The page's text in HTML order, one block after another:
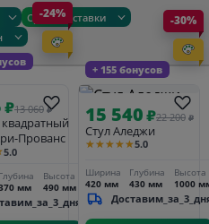
Сроки доставки
-24%
₽13 060 ₽
Прованс
5.0
Глубина
мм
Высота
490 мм
+ 155 бонусов
-30%
15 540₽22 200 ₽
Стул Аледжи
★★★★★5.0
Ширина
420 мм
Глубина
430 мм
Высота
1000